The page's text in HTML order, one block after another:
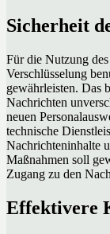
Sicherheit
Für die Nutzung
Verschlüsselung
gewährleisten. Das
Nachrichten
neuen
technische
Nachrichteninhalte
Maßnahmen soll
Zugang zu den
Effektivere